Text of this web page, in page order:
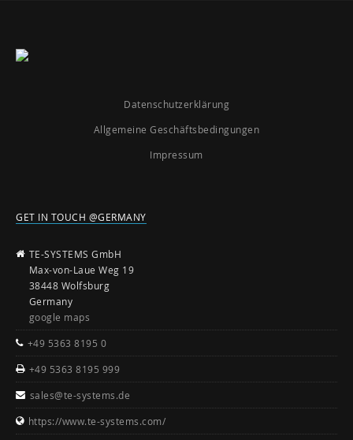
Datenschutzerklärung
Allgemeine Geschäftsbedingungen
Impressum
GET IN TOUCH @GERMANY
TE-SYSTEMS GmbH
Max-von-Laue Weg 19
38448 Wolfsburg
Germany
google maps
+49 5363 8195 0
+49 5363 8195 999
sales@te-systems.de
https://www.te-systems.com/